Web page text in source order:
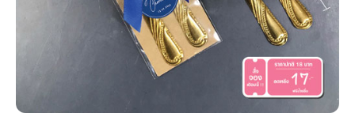
Wax Seal Sticker | สติกเกอร์ตราครั่งปิดซอง
การ์ดแต่งงานออนไลน์